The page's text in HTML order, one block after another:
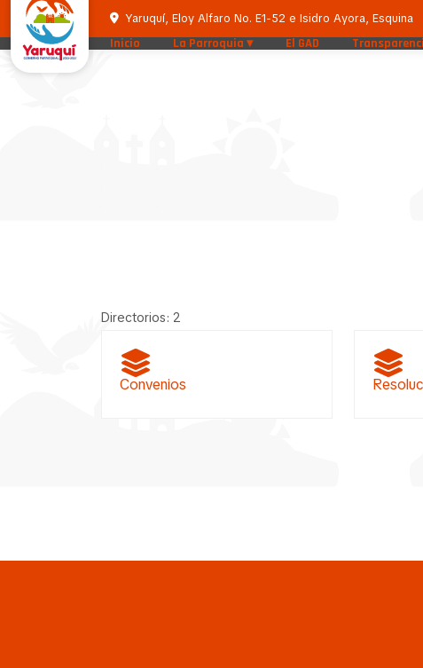
Yaruquí, Eloy Alfaro No. E1-52 e Isidro Ayora, Esquina
Inicio La Parroquia El GAD
Directorios: 2
Convenios